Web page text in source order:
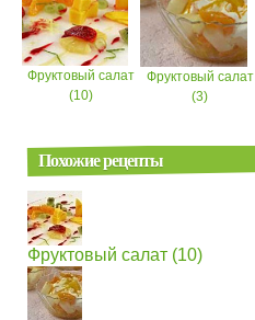
Фруктовый салат
(10)
Фруктовый салат
(3)
Похожие рецепты
Фруктовый салат (10)